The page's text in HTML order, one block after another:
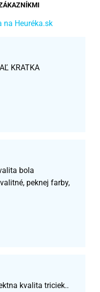
na Heuréka.sk
KRATKA
bola
peknej farby,
kvalita triciek..